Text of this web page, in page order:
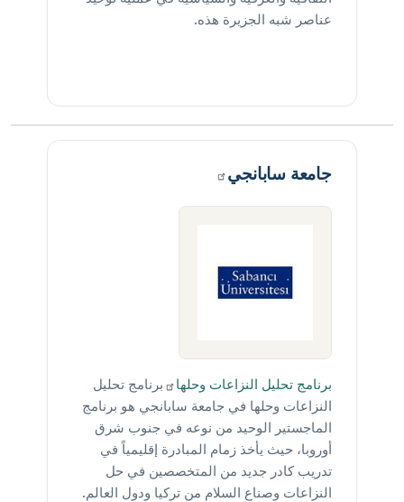
عناصر شبه الجزيرة هذه.
جامعةسابانجي
برنامج تحليل النزاعات وحلها
برنامج تحليل
النزاعات وحلها في جامعة سابانجي هو برنامج
الماجستير الوحيد من نوعه في جنوب شرق
أوروبا، حيث يأخذ زمام المبادرة إقليمياً في
تدريب كادر جديد من المتخصصين في حل
النزاعات وصناع السلام من تركيا ودول العالم.